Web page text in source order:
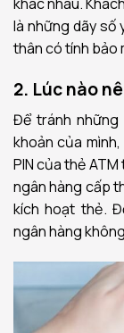
là những dãy số
thân có tính bảo
2. Lúc nào
Để tránh
khoản của
PIN của thẻ
ngân hàng cấp
kích hoạt thẻ.
ngân hàng